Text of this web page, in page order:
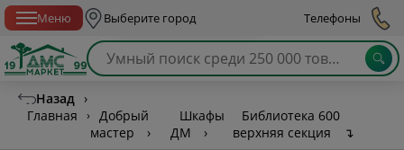
Меню Выберите город Телефоны
Назад ›
Главная
›
Добрый
мастер
›
Шкафы
ДМ
›
Библиотека 600
верхняя секция
↴